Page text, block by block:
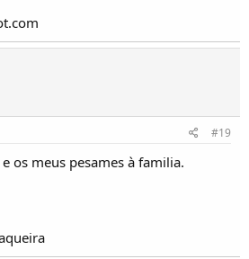
#19
os meus pesames à familia.